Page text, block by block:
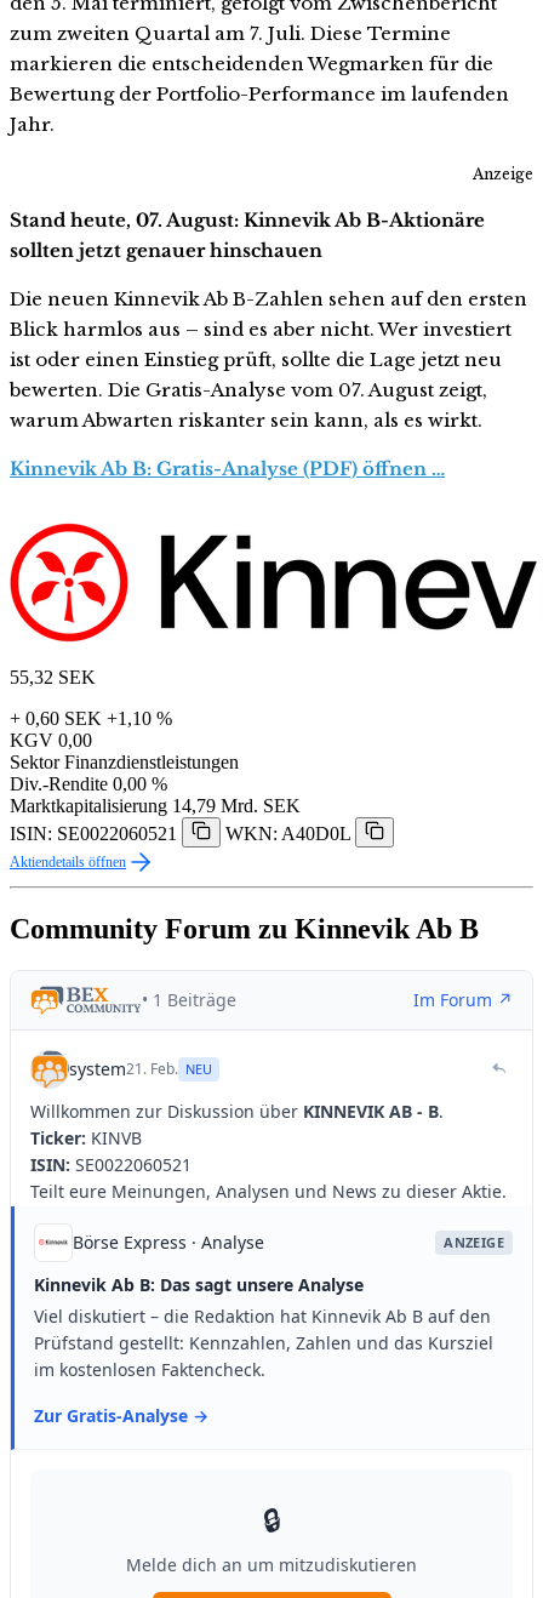
zum zweiten Quartal am 7. Juli. Diese Termine
markieren die entscheidenden Wegmarken für die
Bewertung der Portfolio-Performance im laufenden
Jahr.
Anzeige
Stand heute, 07. August: Kinnevik Ab B-Aktionäre
sollten jetzt genauer hinschauen
Die neuen Kinnevik Ab B-Zahlen sehen auf den ersten
Blick harmlos aus – sind es aber nicht. Wer investiert
ist oder einen Einstieg prüft, sollte die Lage jetzt neu
bewerten. Die Gratis-Analyse vom 07. August zeigt,
warum Abwarten riskanter sein kann, als es wirkt.
Kinnevik Ab B: Gratis-Analyse (PDF) öffnen …
55,32 SEK
+ 0,60 SEK +1,10 %
KGV 0,00
Sektor Finanzdienstleistungen
Div.-Rendite 0,00 %
Marktkapitalisierung 14,79 Mrd. SEK
ISIN: SE0022060521
WKN: A40D0L
Aktiendetails öffnen
Community Forum zu Kinnevik Ab B